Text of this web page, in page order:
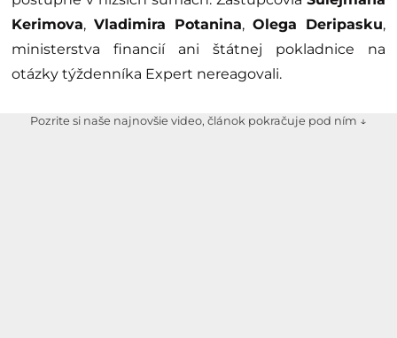
Kerimova, Vladimira Potanina,Olega Deripasku,
ministerstva financií ani štátnej pokladnice na
otázky týždenníka Expert nereagovali.
Pozrite si naše najnovšie video, článok pokračuje pod ním ↓